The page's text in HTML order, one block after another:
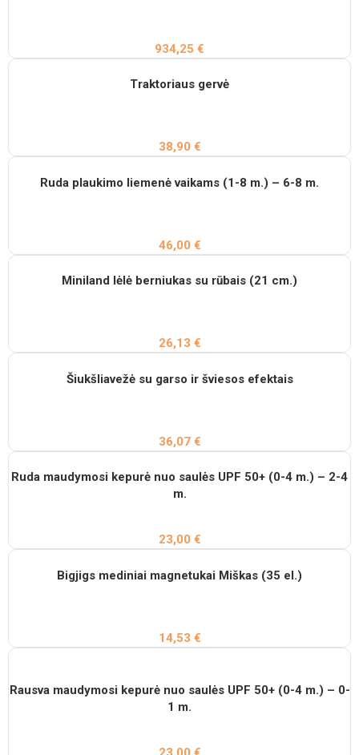
934,25 €
Traktoriaus gervė
38,90 €
Ruda plaukimo liemenė vaikams (1-8 m.) – 6-8 m.
46,00 €
Miniland lėlė berniukas su rūbais (21 cm.)
26,13 €
Šiukšliavežė su garso ir šviesos efektais
36,07 €
Ruda maudymosi kepurė nuo saulės UPF 50+ (0-4 m.) – 2-4
m.
23,00 €
Bigjigs mediniai magnetukai Miškas (35 el.)
14,53 €
Rausva maudymosi kepurė nuo saulės UPF 50+ (0-4 m.) – 0-
1 m.